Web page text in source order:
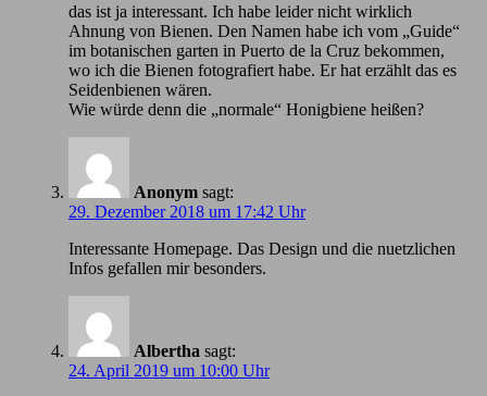
das ist ja interessant. Ich habe leider nicht wirklich
Ahnung von Bienen. Den Namen habe ich vom „Guide“
im botanischen garten in Puerto de la Cruz bekommen,
wo ich die Bienen fotografiert habe. Er hat erzählt das es
Seidenbienen wären.
Wie würde denn die „normale“ Honigbiene heißen?
Anonym sagt:
29. Dezember 2018 um 17:42 Uhr
Іnteressante Homepage. Das Design und die nuetzlichen
Infos gefallen mir besonders.
Albertha sagt:
24. April 2019 um 10:00 Uhr